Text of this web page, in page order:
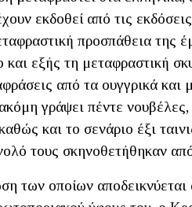
εκδοθεί από τις
προσπάθεια της
εξής τη μεταφραστική
από τα ουγγρικά και
γράψει πέντε
και το σενάριο έξι
τους σκηνοθετήθηκαν
των οποίων αποδεικνύεται